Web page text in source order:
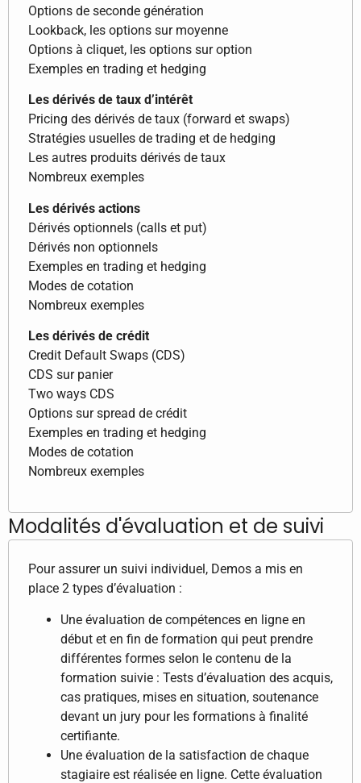
Options de seconde génération
Lookback, les options sur moyenne
Options à cliquet, les options sur option
Exemples en trading et hedging
Les dérivés de taux d’intérêt
Pricing des dérivés de taux (forward et swaps)
Stratégies usuelles de trading et de hedging
Les autres produits dérivés de taux
Nombreux exemples
Les dérivés actions
Dérivés optionnels (calls et put)
Dérivés non optionnels
Exemples en trading et hedging
Modes de cotation
Nombreux exemples
Les dérivés de crédit
Credit Default Swaps (CDS)
CDS sur panier
Two ways CDS
Options sur spread de crédit
Exemples en trading et hedging
Modes de cotation
Nombreux exemples
Modalités d'évaluation et de suivi
Pour assurer un suivi individuel, Demos a mis en
place 2 types d’évaluation :
Une évaluation de compétences en ligne en
début et en fin de formation qui peut prendre
différentes formes selon le contenu de la
formation suivie : Tests d’évaluation des acquis,
cas pratiques, mises en situation, soutenance
devant un jury pour les formations à finalité
certifiante.
Une évaluation de la satisfaction de chaque
stagiaire est réalisée en ligne. Cette évaluation